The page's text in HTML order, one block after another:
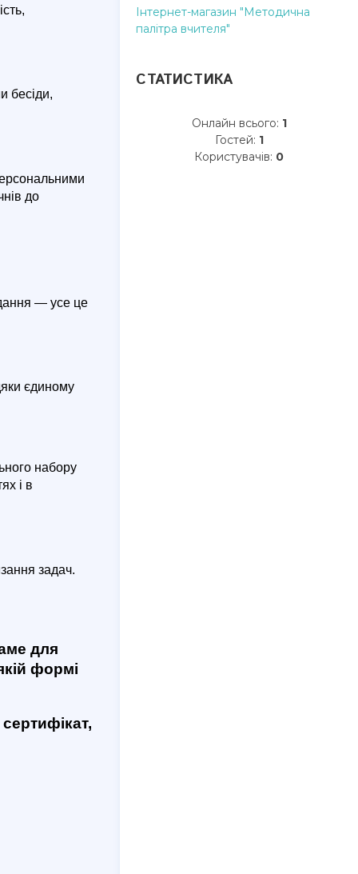
бесіди,
до
— усе це
єдиному
набору
і в
задач.
для
формі
Інтернет-магазин "Методична
палітра вчителя"
СТАТИСТИКА
Онлайн всього: 1
Гостей: 1
Користувачів: 0